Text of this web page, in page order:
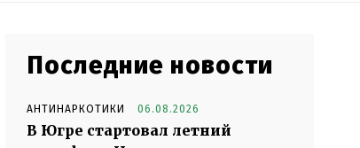
Последние новости
АНТИНАРКОТИКИ 06.08.2026
В Югре стартовал летний